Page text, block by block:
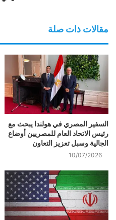
مقالات ذات صلة
السفير المصري في هولندا يبحث مع
رئيس الاتحاد العام للمصريين أوضاع
الجالية وسبل تعزيز التعاون
10/07/2026